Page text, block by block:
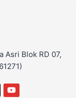
Asri Blok RD 07,